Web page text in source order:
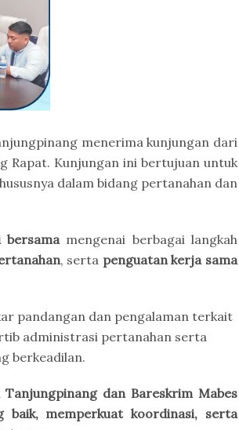
menerima kunjungan dari
Rapat. Kunjungan ini bertujuan untuk
dalam bidang pertanahan dan
bersamamengenai berbagai langkah
, serta penguatan kerja sama
pandangan dan pengalaman terkait
administrasi pertanahan serta
berkeadilan.
dan Bareskrim Mabes
baik, memperkuat koordinasi, serta